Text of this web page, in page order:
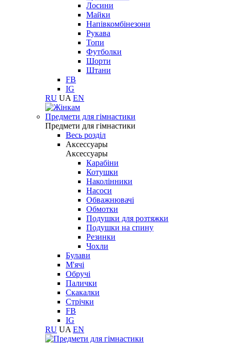
Лосини
Майки
Напівкомбінезони
Рукава
Топи
Футболки
Шорти
Штани
FB
IG
RU UA EN
Предмети для гімнастики
Предмети для гімнастики
Весь розділ
Аксессуары
Аксессуары
Карабіни
Котушки
Наколінники
Насоси
Обважнювачі
Обмотки
Подушки для розтяжки
Подушки на спину
Резинки
Чохли
Булави
М'ячі
Обручі
Палички
Скакалки
Стрічки
FB
IG
RU UA EN